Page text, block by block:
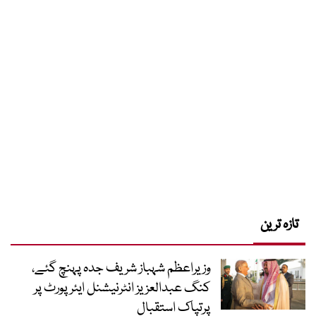
تازہ ترین
وزیراعظم شہباز شریف جدہ پہنچ گئے،
کنگ عبدالعزیز انٹرنیشنل ایئر پورٹ پر
پرتپاک استقبال